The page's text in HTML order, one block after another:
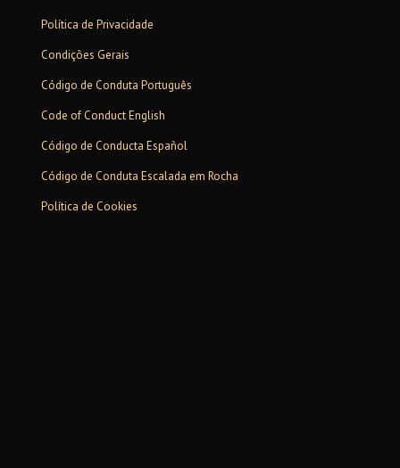
Política de Privacidade
Condições Gerais
Código de Conduta Português
Code of Conduct English
Código de Conducta Español
Código de Conduta Escalada em Rocha
Política de Cookies